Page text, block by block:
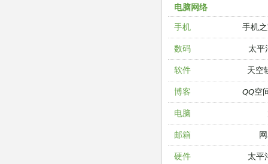
电脑网络
手机
手机
数码 太平
软件 天空
博客 QQ空
电脑
邮箱
硬件 太平